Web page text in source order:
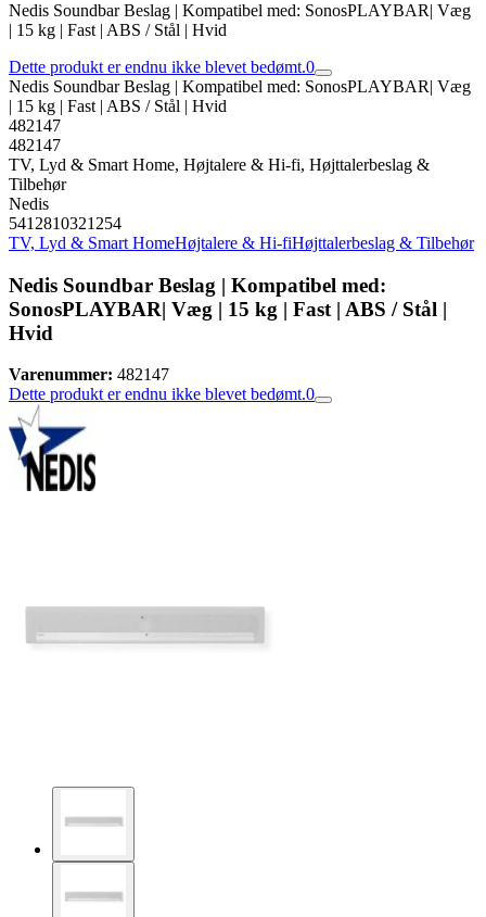
Nedis Soundbar Beslag | Kompatibel med: SonosPLAYBAR| Væg
| 15 kg | Fast | ABS / Stål | Hvid
Dette produkt er endnu ikke blevet bedømt.0
Nedis Soundbar Beslag | Kompatibel med: SonosPLAYBAR| Væg
| 15 kg | Fast | ABS / Stål | Hvid
482147
482147
TV, Lyd & Smart Home, Højtalere & Hi-fi, Højttalerbeslag &
Tilbehør
Nedis
5412810321254
TV, Lyd & Smart HomeHøjtalere & Hi-fiHøjttalerbeslag & Tilbehør
Nedis Soundbar Beslag | Kompatibel med:
SonosPLAYBAR| Væg | 15 kg | Fast | ABS / Stål |
Hvid
Varenummer: 482147
Dette produkt er endnu ikke blevet bedømt.0